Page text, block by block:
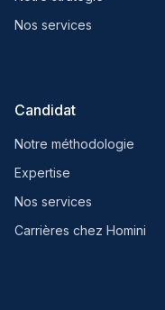
Nos services
Candidat
Notre méthodologie
Expertise
Nos services
Carrières chez Homini